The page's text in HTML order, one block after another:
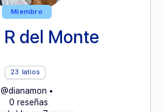
Miembro
R del Monte
23 latios
@dianamon •
0 reseñas